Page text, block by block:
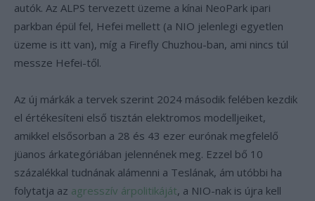
autók. Az ALPS tervezett üzeme a kínai NeoPark ipari
parkban épül fel, Hefei mellett (a NIO jelenlegi egyetlen
üzeme is itt van), míg a Firefly Chuzhou-ban, ami nincs túl
messze Hefei-től.
Az új márkák a tervek szerint 2024 második felében kezdik
el értékesíteni első tisztán elektromos modelljeiket,
amikkel elsősorban a 28 és 43 ezer eurónak megfelelő
jüanos árkategóriában jelennének meg. Ezzel bő 10
százalékkal tudnának alámenni a Teslának, ám utóbbi ha
folytatja az agresszív árpolitikáját, a NIO-nak is újra kell